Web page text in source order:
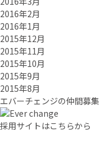
2016年2月
2016年1月
2015年12月
2015年11月
2015年10月
2015年9月
2015年8月
エバーチェ ンジの仲間募集
採用サイトはこちらから